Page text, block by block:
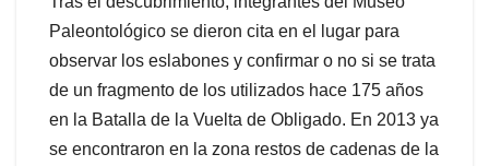
Paleontológico se dieron cita en el lugar para
observar los eslabones y confirmar o no si se trata
de un fragmento de los utilizados hace 175 años
en la Batalla de la Vuelta de Obligado. En 2013 ya
se encontraron en la zona restos de cadenas de la